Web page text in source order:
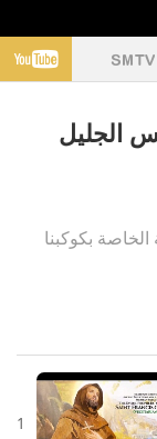
القديس الجليل
بكوكبنا
1